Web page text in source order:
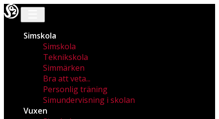
Simskola
Simskola
Teknikskola
Simmärken
Bra att veta...
Personlig träning
Simundervisning i skolan
Vuxen